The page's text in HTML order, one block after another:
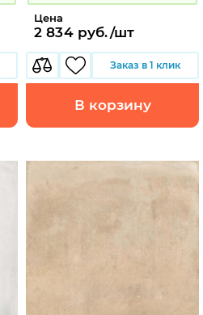
Цена
2 834 руб./шт
Заказ в 1 клик
В корзину